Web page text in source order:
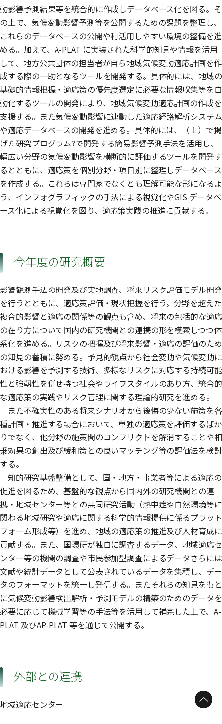
動影響予測結果等を統合的に作成しデータベース化を図る。そ
の上で、気候変動影響予測等を公開するための課題を整理し、
これらのデータベースの公開や利活用しやすい環境の整備を進
める。加えて、A-PLAT に実装された科学的知見や情報を活用
して、地方公共団体の担当者が自ら地域気候変動適応計画を作
成する際の一助となるツールを開発する。具体的には、地域の
基礎的情報把握・適応策の優先度選定に必要な情報収集等を自
動化するツールの開発により、地域気候変動適応計画の作成を
支援する。また気候変動影響に連動した適応経路解析システム
や適応データベースの開発を進める。具体的には、（１）で掲
げた研究プログラム?で開発する簡易影響予測手法を活用し、
幅広い分野の気候変動影響を横断的に評価するツールを開発す
るとともに、適応策を個別分野・項目別に整理しデータベース
を作成する。これらは専門家でなくとも理解可能な形になるよ
う、インフォグラフィックの手法による視覚化やGIS データベ
ース化による視覚化を図り、適応策実践の推進に貢献する。
今年度の研究概要
影響観測手法の開発及び実地調査、将来リスク評価モデル開発
を行うとともに、適応策評価・現状把握を行う。分野を超えた
複合的影響と適応の関係等の観点も含め、将来の包括的な適応
の在り方について国内の研究機関との連携の形を模索しつつ体
系化を進める。リスクの把握及び将来影響・適応の評価のため
の知見の蓄積に努める。予見的観点から社会変動や気候変動に
おける影響を予測する技術、多様なリスクに対応する持続可能
性と強靱性を併せ持つ社会やライフスタイルのあり方、統合的
な適応策の実践やリスク管理に関する理論的研究を進める。
また不確実性のある将来シナリオから後悔の少ない施策を各
種計画・推進する場合において、単独の適応策を評価するばか
りでなく、他分野の施策間のコンフリクトを解消することや相
乗効果の創出及び緩和策との良いマッチング等の評価法を検討
する。
知的研究基盤整備として、国・地方・事業者等による適応の
促進を図るため、基盤的な観点から国内外の研究機関との連
携・地域センター等との共同研究活動（熱中症や自然環境等に
関わる地域研究や適応に関する科学的情報提供に係るプラット
フォーム形成等）を進め、地域の適応策の推進及び人材育成に
貢献する。また、国環研が独自に調査するデータ、地域適応セ
ンター等の機関の調査や市民参加型調査によるデータさらには
文献や統計データとして公表されているデータを集積し、デー
タのフォーマットを統一し発信する。またそれらの知見をもと
に気候変動影響検出解析・予測モデルの構築のためのデータを
必要に応じて機械学習等の手法等を活用して補完した上で、A-
PLAT 及びAP-PLAT 等を通じて公開する。
外部との連携
地域適応センター